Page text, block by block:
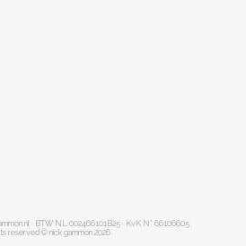
· BTW NL 002466101B25 · KvK N° 66106605
reserved © nick gammon 2026